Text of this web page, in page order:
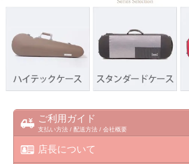
ご利用ガイド
支払い方法 / 配送方法 / 会社概要
店長について